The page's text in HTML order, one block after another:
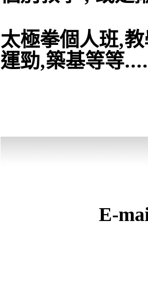
太極拳個人班,
運勁,築基等等
E-